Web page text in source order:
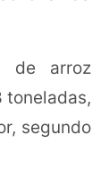
de arroz
toneladas,
segundo